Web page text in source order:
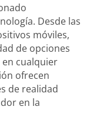
Desde las
móviles,
de opciones
cualquier
ofrecen
de realidad
en la